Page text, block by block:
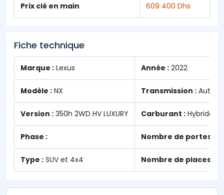
Prix clé en main 609 400 Dhs
Fiche technique
Marque : Lexus Année : 2022
Modèle : NX Transmission :
Version : 350h 2WD HV LUXURY Carburant : Hybride
Phase : Nombre de portes :
Type : SUV et 4x4 Nombre de places :